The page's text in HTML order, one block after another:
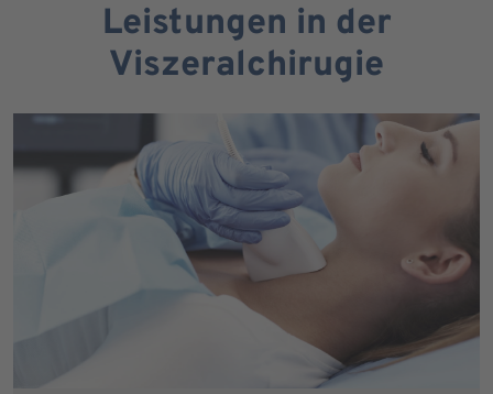
Leistungen in der
Viszeralchirugie